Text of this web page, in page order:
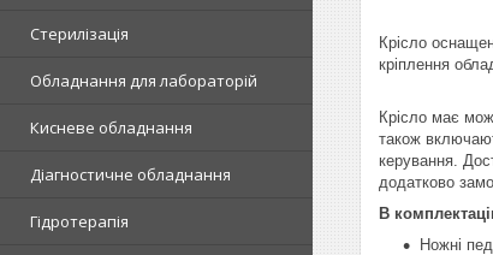
Стерилізація
Обладнання для лабораторій
Кисневе обладнання
Діагностичне обладнання
Гідротерапія
Крісло
кріплення
Крісло має
також
керування.
додатково
В
Ножні